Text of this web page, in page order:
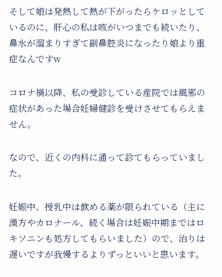
そして娘は発熱して熱が下がったらケロッとして
いるのに、肝心の私は咳がいつまでも続いたり、
鼻水が溜まりすぎて副鼻腔炎になったり娘より重
症なんですw
コロナ禍以降、私の受診している産院では風邪の
症状があった場合妊婦健診を受けさせてもらえま
せん。
なので、近くの内科に通って診てもらっていまし
た。
妊娠中、授乳中は飲める薬が限られている（主に
漢方やカロナール、続く場合は妊娠中期まではロ
キソニンも処方してもらいました）ので、治りは
遅いですが我慢するよりずっといいと思います。